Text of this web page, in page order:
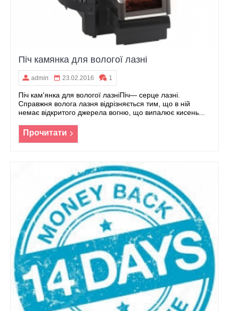
Піч камянка для вологої лазні
admin 23.02.2016 1
Піч кам'янка для вологої лазніПіч— серце лазні.
Справжня волога лазня відрізняється тим, що в ній
немає відкритого джерела вогню, що випалює кисень...
Прочитати